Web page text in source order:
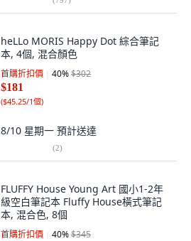
heLLo MORIS Happy Dot 綜合筆記
本, 4個, 混合顏色
首購折扣價 40%$302
$181
($45.25/1個)
8/10 星期一 預計送達
(2)
FLUFFY House Young Art 國小1-2年
級空白筆記本 Fluffy House橫式筆記
本, 混合色, 8個
首購折扣價 40%$345